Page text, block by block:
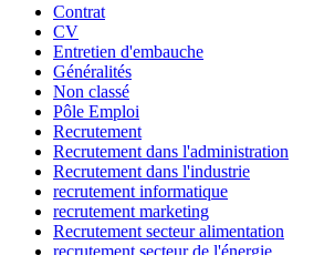
Contrat
CV
Entretien d'embauche
Généralités
Non classé
Pôle Emploi
Recrutement
Recrutement dans l'administration
Recrutement dans l'industrie
recrutement informatique
recrutement marketing
Recrutement secteur alimentation
recrutement secteur de l'énergie